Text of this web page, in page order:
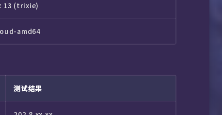
13 (trixie)
amd64
测试结果